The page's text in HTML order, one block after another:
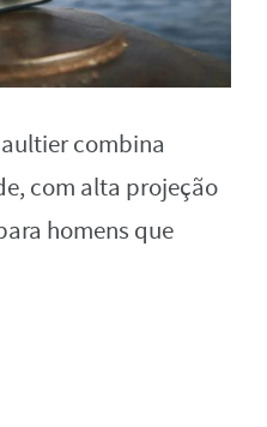
combina
com alta projeção
homens que